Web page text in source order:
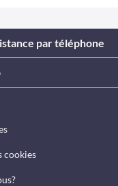
par téléphone
cookies